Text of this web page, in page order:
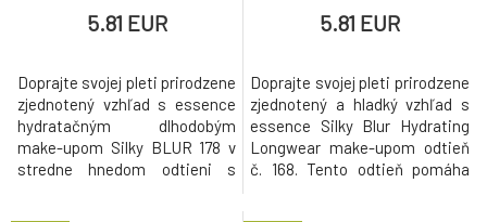
5.81 EUR
Doprajte svojej pleti prirodzene
zjednotený vzhľad s essence
hydratačným dlhodobým
make-upom Silky BLUR 178 v
stredne hnedom odtieni s
5.81 EUR
Doprajte svojej pleti prirodzene
zjednotený a hladký vzhľad s
essence Silky Blur Hydrating
Longwear make-upom odtieň
č. 168. Tento odtieň pomáha